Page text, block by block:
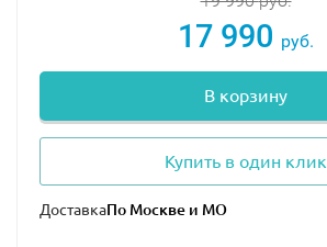
17 990 руб.
В корзину
Купить в один клик
Доставка